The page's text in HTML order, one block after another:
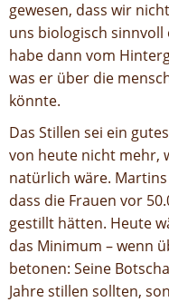
gewesen, dass wir
uns biologisch
habe dann vom
was er über die
könnte.
Das Stillen sei ein
von heute nicht mehr,
natürlich wäre.
dass die Frauen vor
gestillt hätten. Heute
das Minimum – wenn
betonen: Seine
Jahre stillen sollten,